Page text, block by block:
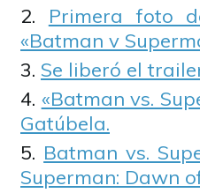
Primera foto
«Batman v
Se liberó el
«Batman vs.
Gatúbela.
Batman vs.
Superman: Dawn